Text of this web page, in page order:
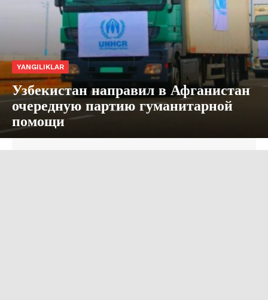
YANGILIKLAR
Узбекистан направил в Афганистан
очередную партию гуманитарной
помощи